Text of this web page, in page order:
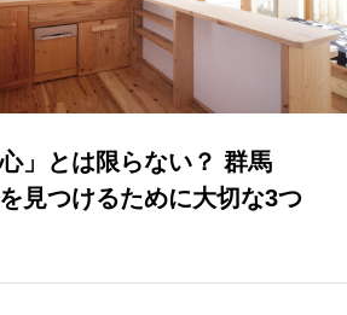
再構築する
」とは限らない？ 群馬
見つけるために大切な3つ